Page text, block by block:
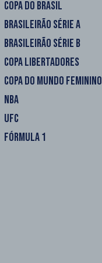
COPA DO BRASIL
BRASILEIRÃO SÉRIE A
BRASILEIRÃO SÉRIE B
COPA LIBERTADORES
COPA DO MUNDO FEMININO
NBA
UFC
FÓRMULA 1